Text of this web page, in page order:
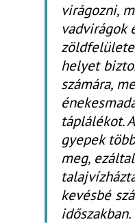
virágozni,
vadvirágok
helyet
számára,
táplálékot.
gyepek
meg,
kevésbé
időszakban.